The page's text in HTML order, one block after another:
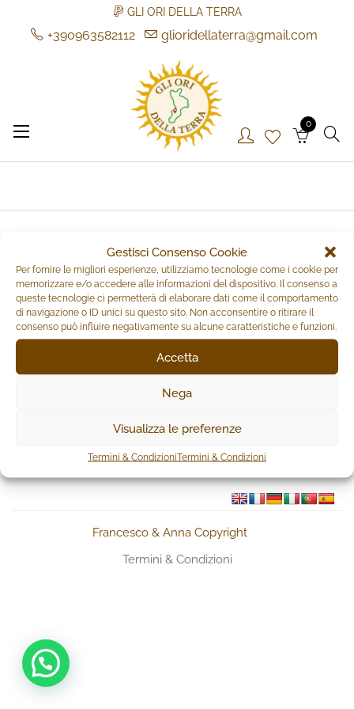
Gestisci Consenso Cookie
Per fornire le migliori esperienze, utilizziamo tecnologie come i cookie per
memorizzare e/o accedere alle informazioni del dispositivo. Il consenso a
queste tecnologie ci permetterà di elaborare dati come il comportamento
di navigazione o ID unici su questo sito. Non acconsentire o ritirare il
consenso può influire negativamente su alcune caratteristiche e funzioni.
Accetta
Nega
Visualizza le preferenze
Termini & CondizioniTermini & Condizioni
GLI ORI DELLA TERRA
+390963582112
glioridellaterra@gmail.com
Gli Ori della Terra
Gli Ori della Terra
0
FILTER BY
Home/ Brands / Liu-Jo
Francesco & Anna Copyright
Termini & Condizioni